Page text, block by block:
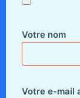
Votre nom
Votre e-mail